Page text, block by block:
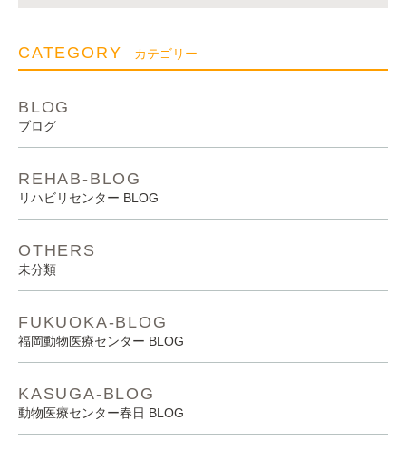
CATEGORY カテゴリー
BLOG
ブログ
REHAB-BLOG
リハビリセンター BLOG
OTHERS
未分類
FUKUOKA-BLOG
福岡動物医療センター BLOG
KASUGA-BLOG
動物医療センター春日 BLOG